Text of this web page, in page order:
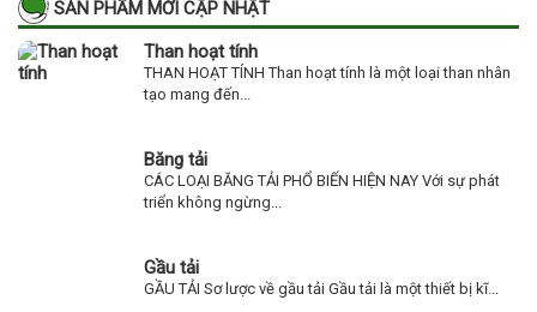
SẢN PHẨM MỚI CẬP NHẬT
Than hoạt tính
THAN HOẠT TÍNH Than hoạt tính là một loại than nhân
tạo mang đến...
Băng tải
CÁC LOẠI BĂNG TẢI PHỔ BIẾN HIỆN NAY Với sự phát
triển không ngừng...
Gầu tải
GẦU TẢI Sơ lược về gầu tải Gầu tải là một thiết bị kĩ...